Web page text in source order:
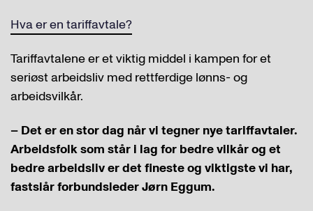
Hva er en tariffavtale?
Tariffavtalene er et viktig middel i kampen for et
seriøst arbeidsliv med rettferdige lønns- og
arbeidsvilkår.
– Det er en stor dag når vi tegner nye tariffavtaler.
Arbeidsfolk som står i lag for bedre vilkår og et
bedre arbeidsliv er det fineste og viktigste vi har,
fastslår forbundsleder Jørn Eggum.